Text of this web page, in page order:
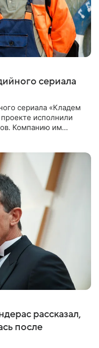
сериала
сериала «Кладем
исполнили
Компанию им
рассказал,
после